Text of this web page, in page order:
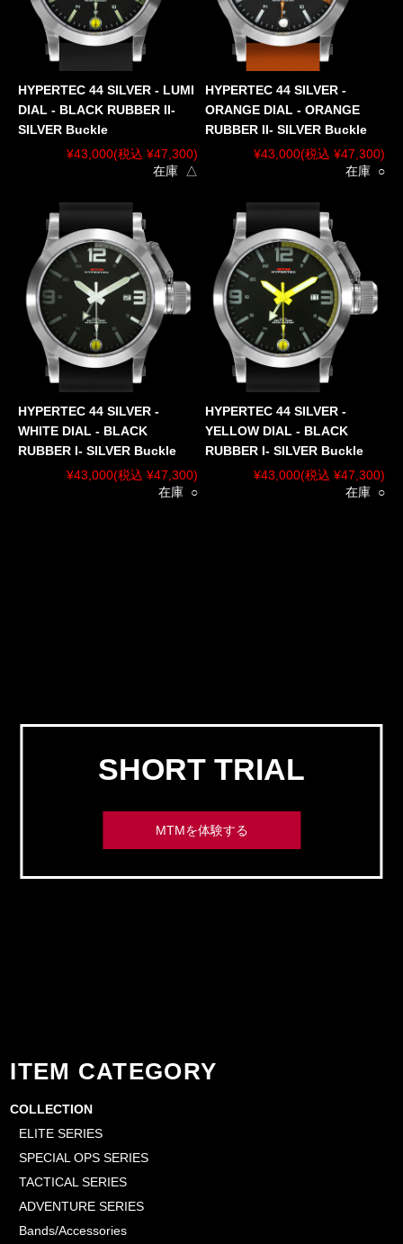
HYPERTEC 44 SILVER - LUMI
DIAL - BLACK RUBBER II-
SILVER Buckle
¥43,000(税込 ¥47,300)
在庫 △
HYPERTEC 44 SILVER -
ORANGE DIAL - ORANGE
RUBBER II- SILVER Buckle
¥43,000(税込 ¥47,300)
在庫 ○
HYPERTEC 44 SILVER -
WHITE DIAL - BLACK
RUBBER I- SILVER Buckle
¥43,000(税込 ¥47,300)
在庫 ○
HYPERTEC 44 SILVER -
YELLOW DIAL - BLACK
RUBBER I- SILVER Buckle
¥43,000(税込 ¥47,300)
在庫 ○
SHORT TRIAL
MTMを体験する
ITEM CATEGORY
COLLECTION
ELITE SERIES
SPECIAL OPS SERIES
TACTICAL SERIES
ADVENTURE SERIES
Bands/Accessories